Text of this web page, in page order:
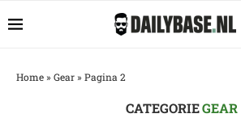
Home» Gear» Pagina 2
CATEGORIEGEAR